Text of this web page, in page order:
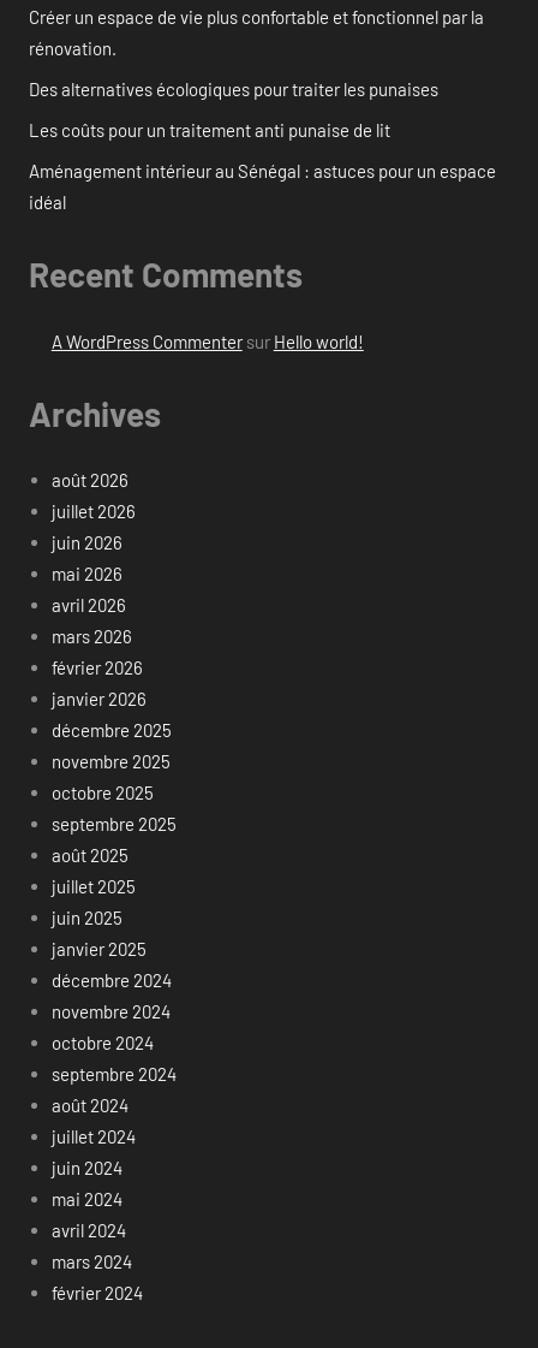
Créer un espace de vie plus confortable et fonctionnel par la
rénovation.
Des alternatives écologiques pour traiter les punaises
Les coûts pour un traitement anti punaise de lit
Aménagement intérieur au Sénégal : astuces pour un espace
idéal
Recent Comments
A WordPress Commentersur Hello world!
Archives
août 2026
juillet 2026
juin 2026
mai 2026
avril 2026
mars 2026
février 2026
janvier 2026
décembre 2025
novembre 2025
octobre 2025
septembre 2025
août 2025
juillet 2025
juin 2025
janvier 2025
décembre 2024
novembre 2024
octobre 2024
septembre 2024
août 2024
juillet 2024
juin 2024
mai 2024
avril 2024
mars 2024
février 2024